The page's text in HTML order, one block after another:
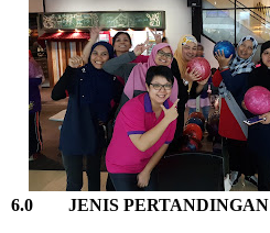
6.0 JENIS PERTANDINGAN